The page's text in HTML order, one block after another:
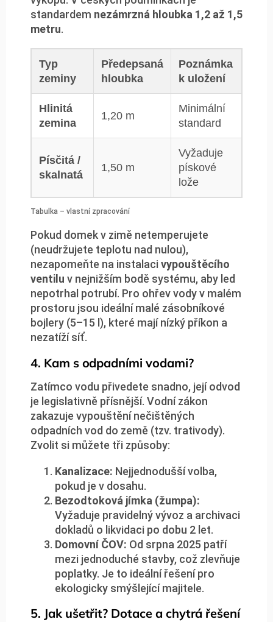
standardem nezámrzná hloubka 1,2 až 1,5
metru.
Typ
zeminy
Předepsaná
hloubka
Poznámka
k uložení
Hlinitá
zemina
1,20 m
Minimální
standard
Písčitá /
skalnatá
1,50 m
Vyžaduje
pískové
lože
Tabulka – vlastní zpracování
Pokud domek v zimě netemperujete
(neudržujete teplotu nad nulou),
nezapomeňte na instalaci vypouštěcího
ventilu v nejnižším bodě systému, aby led
nepotrhal potrubí. Pro ohřev vody v malém
prostoru jsou ideální malé zásobníkové
bojlery (5–15 l), které mají nízký příkon a
nezatíží síť.
4. Kam s odpadními vodami?
Zatímco vodu přivedete snadno, její odvod
je legislativně přísnější. Vodní zákon
zakazuje vypouštění nečištěných
odpadních vod do země (tzv. trativody).
Zvolit si můžete tři způsoby:
Kanalizace: Nejjednodušší volba,
pokud je v dosahu.
Bezodtoková jímka (žumpa):
Vyžaduje pravidelný vývoz a archivaci
dokladů o likvidaci po dobu 2 let.
Domovní ČOV: Od srpna 2025 patří
mezi jednoduché stavby, což zlevňuje
poplatky. Je to ideální řešení pro
ekologicky smýšlející majitele.
5. Jak ušetřit? Dotace a chytrá řešení